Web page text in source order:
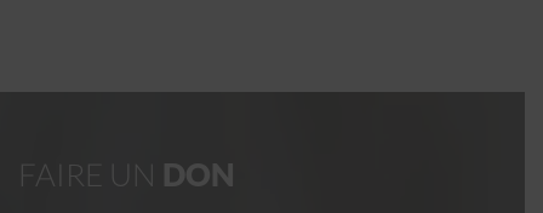
FAIRE UN DON